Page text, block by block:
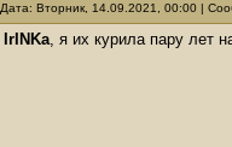
Дата: Вторник, 14.09.2021, 00:00 |
IrINKa, я их курила пару лет